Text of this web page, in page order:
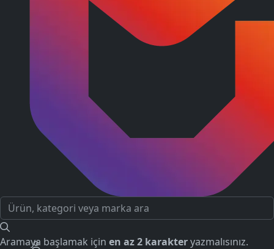
Aramaya başlamak için en az 2 karakteryazmalısınız.